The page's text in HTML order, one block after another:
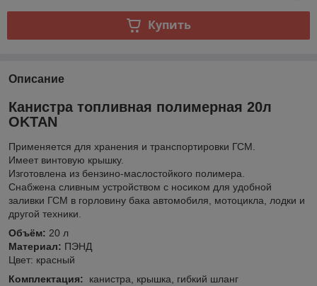
Купить
Описание
Канистра топливная полимерная 20л
OKTAN
Применяется для хранения и транспортировки ГСМ.
Имеет винтовую крышку.
Изготовлена из бензино-маслостойкого полимера.
Снабжена сливным устройством с носиком для удобной
заливки ГСМ в горловину бака автомобиля, мотоцикла, лодки и
другой техники.
Объём: 20 л
Материал: ПЭНД
Цвет: красный
Комплектация: канистра, крышка, гибкий шланг